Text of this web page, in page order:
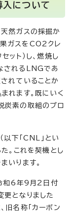
入について
然ガスの採掘か
ガスをCO2クレ
ット）し、燃焼し
されるLNGであ
れていることか
れます。既にいく
炭素の取組のプロ
以下「CNL」とい
。これを契機とし
いります。
和6年9月2日付
更となりました
名称「カーボン